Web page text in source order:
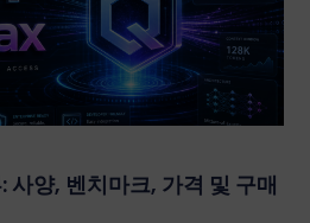
양, 벤치마크, 가격 및 구매